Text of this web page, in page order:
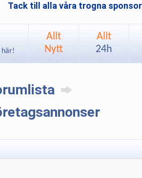
Tack till alla våra trogna
här!
Allt
Nytt
Allt
24h